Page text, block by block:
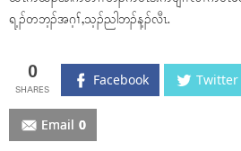
ရ့ၣ်တဘ့ၣ်အဂ့ၢ်,သ့ၣ်ညါဘၣ်န့ၣ်လီၤ.
0 Facebook Twitter
Email 0